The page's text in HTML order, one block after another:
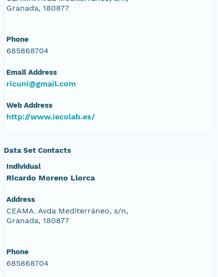
Granada, 180877
Phone
685868704
Email Address
ricuni@gmail.com
Web Address
http://www.iecolab.es/
Data Set Contacts
Individual
Ricardo Moreno Llorca
Address
CEAMA. Avda Mediterráneo, s/n,
Granada, 180877
Phone
685868704